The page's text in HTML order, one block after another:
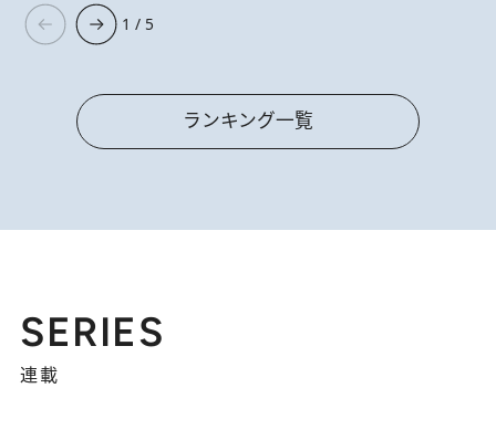
1 / 5
ランキング一覧
SERIES
連載